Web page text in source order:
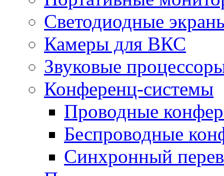
Светодиодные
Камеры для ВКС
Звуковые
Конференц-системы
Проводные
Беспроводные
Синхронный